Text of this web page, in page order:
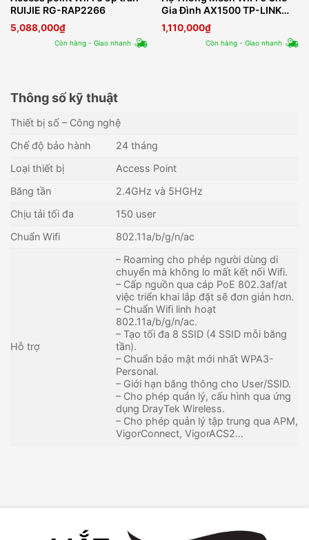
RUIJIE RG-RAP2266
5,088,000₫
Còn hàng - Giao nhanh
Gia Đình AX1500 TP-LINK
Deco X10
1,110,000₫
Còn hàng - Giao nhanh
Thông số kỹ thuật
Thiết bị số – Công nghệ
Chế độ bảo hành
24 tháng
Loại thiết bị
Access Point
Băng tần
2.4GHz và 5HGHz
Chịu tải tối đa
150 user
Chuẩn Wifi
802.11a/b/g/n/ac
Hỗ trợ
– Roaming cho phép người dùng di
chuyển mà không lo mất kết nối Wifi.
– Cấp nguồn qua cáp PoE 802.3af/at
việc triển khai lắp đặt sẽ đơn giản hơn.
– Chuẩn Wifi linh hoạt
802.11a/b/g/n/ac.
– Tạo tối đa 8 SSID (4 SSID mỗi băng
tần).
– Chuẩn bảo mật mới nhất WPA3-
Personal.
– Giới hạn băng thông cho User/SSID.
– Cho phép quản lý, cấu hình qua ứng
dụng DrayTek Wireless.
– Cho phép quản lý tập trung qua APM,
VigorConnect, VigorACS2…